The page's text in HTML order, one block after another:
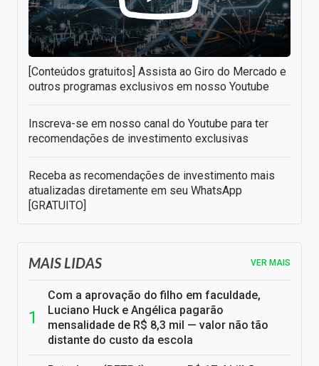
[Conteúdos gratuitos] Assista ao Giro do Mercado e
outros programas exclusivos em nosso Youtube
Inscreva-se em nosso canal do Youtube para ter
recomendações de investimento exclusivas
Receba as recomendações de investimento mais
atualizadas diretamente em seu WhatsApp
[GRATUITO]
MAIS LIDAS VER MAIS
Com a aprovação do filho em faculdade,
Luciano Huck e Angélica pagarão
mensalidade de R$ 8,3 mil — valor não tão
distante do custo da escola